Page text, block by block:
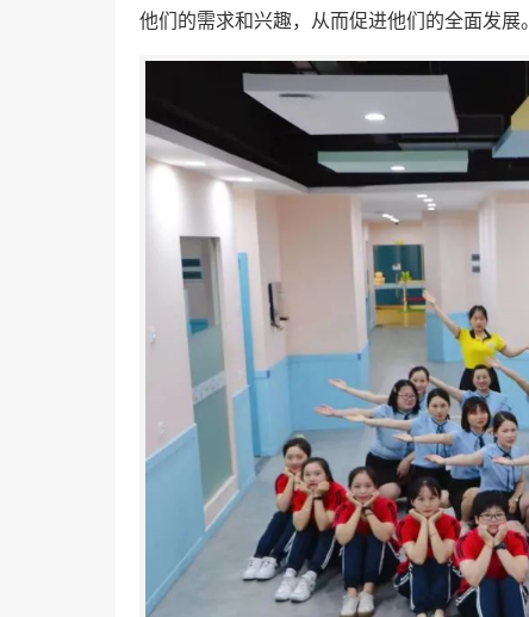
他们的需求和兴趣，从而促进他们的全面发展。